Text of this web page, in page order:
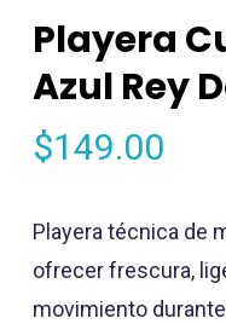
Playera
Azul Rey
$149.00
Playera técnica de
ofrecer frescura,
movimiento